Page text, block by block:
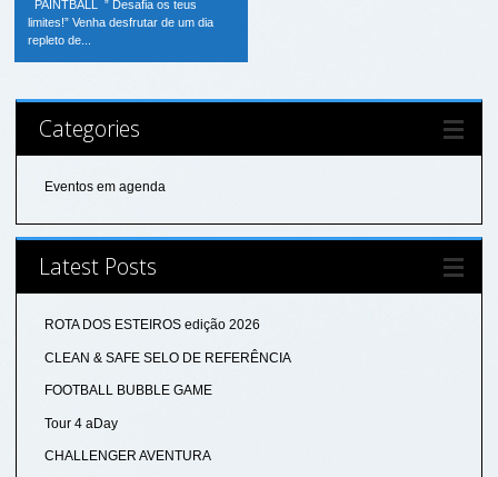
PAINTBALL ” Desafia os teus
limites!” Venha desfrutar de um dia
repleto de...
Categories
Eventos em agenda
Latest Posts
ROTA DOS ESTEIROS edição 2026
CLEAN & SAFE SELO DE REFERÊNCIA
FOOTBALL BUBBLE GAME
Tour 4 aDay
CHALLENGER AVENTURA